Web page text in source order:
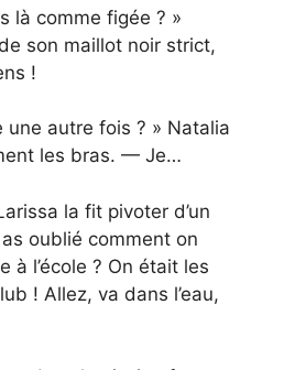
là comme figée ? »
son maillot noir strict,
!
autre fois ? » Natalia
les bras. — Je…
la fit pivoter d’un
oublié comment on
à l’école ? On était les
! Allez, va dans l’eau,